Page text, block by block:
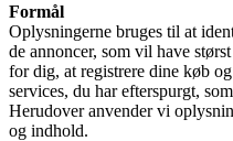
Formål
Oplysningerne bruges til at
de annoncer, som vil have
for dig, at registrere dine køb
services, du har efterspurgt,
Herudover anvender vi
og indhold.